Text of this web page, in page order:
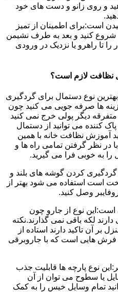
و روی زانو و دست های خود
است:برای اطمینان از تمیز
شروع کنید و بعد به طرف نشیمن
را تا راهرو یا نزدیک در ورودی
نظافت لازم است؟
نوع دستمال برای گردگیری
ها صرفه جویی می کنید چون
دیگر پولی خرج نمی کنید
کننده می توانید از دستمال
آموزش نظافت خانه با همین
نظر گرفتن تمامی راه ها و
به خوبی فرا می گیرید.
کردن گوشه های بلند و
است استفاده می شود بهتر از
وصل کنید.
است:این نوع از جارو چون
لکه باقی نمی گذارند.نکته
آن تاکید دارند استاده از
فرش هایی است که با جاروبرقی
نوع پارچه ها قابلیت جذب
یا سطوح می توان از آن
تمام وسایل خیس را به کمک